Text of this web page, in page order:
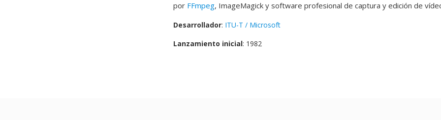
por FFmpeg, ImageMagick y software profesional de captura y edición de
Desarrollador: ITU-T / Microsoft
Lanzamiento inicial: 1982